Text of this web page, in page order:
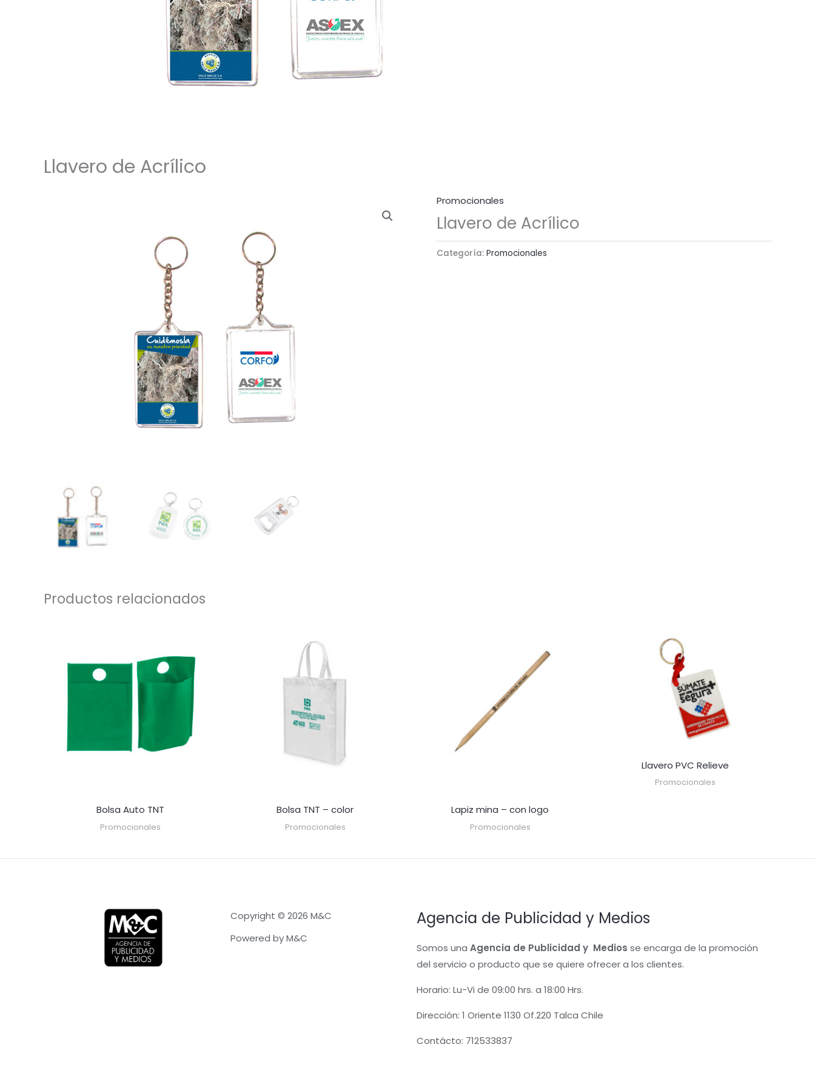
Llavero de Acrílico
Promocionales
Llavero de Acrílico
Categoría: Promocionales
Productos relacionados
Bolsa Auto TNT
Promocionales
Bolsa TNT – color
Promocionales
Lapiz mina – con logo
Promocionales
Llavero PVC Relieve
Promocionales
Copyright © 2026 M&C
Powered by M&C
Agencia de Publicidad y Medios
Somos una Agencia de Publicidad y Medios se encarga de la promoción
del servicio o producto que se quiere ofrecer a los clientes.
Horario: Lu-Vi de 09:00 hrs. a 18:00 Hrs.
Dirección: 1 Oriente 1130 Of.220 Talca Chile
Contácto: 712533837